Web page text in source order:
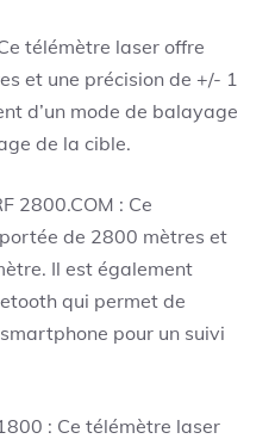
télémètre laser offre
et une précision de +/- 1
d’un mode de balayage
de la cible.
2800.COM : Ce
de 2800 mètres et
Il est également
qui permet de
pour un suivi
: Ce télémètre laser